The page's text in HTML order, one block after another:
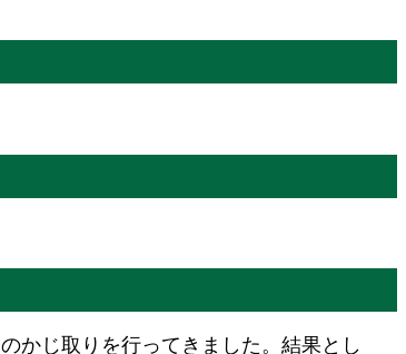
かじ取りを行ってきました。結果とし